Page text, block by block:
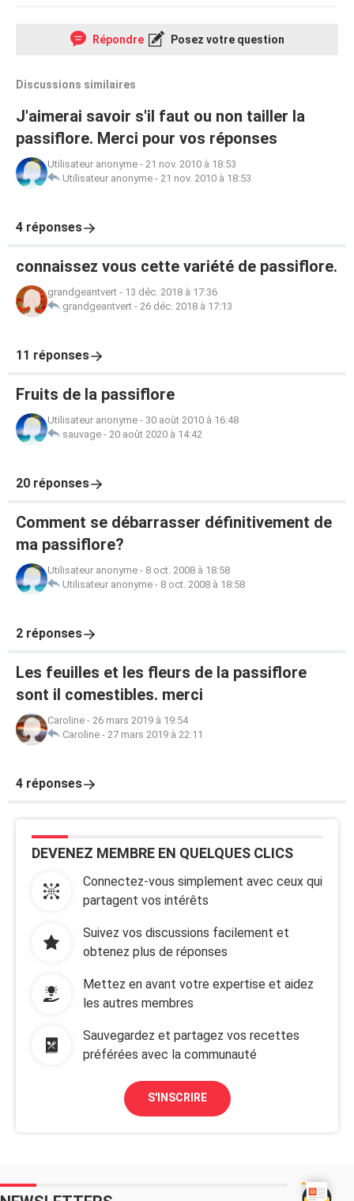
Répondre Posez votre question
Discussions similaires
J'aimerai savoir s'il faut ou non tailler la
passiflore. Merci pour vos réponses
Utilisateur anonyme - 21 nov. 2010 à 18:53
Utilisateur anonyme - 21 nov. 2010 à 18:53
4 réponses
connaissez vous cette variété de passiflore.
grandgeantvert - 13 déc. 2018 à 17:36
grandgeantvert - 26 déc. 2018 à 17:13
11 réponses
Fruits de la passiflore
Utilisateur anonyme - 30 août 2010 à 16:48
sauvage - 20 août 2020 à 14:42
20 réponses
Comment se débarrasser définitivement de
ma passiflore?
Utilisateur anonyme - 8 oct. 2008 à 18:58
Utilisateur anonyme - 8 oct. 2008 à 18:58
2 réponses
Les feuilles et les fleurs de la passiflore
sont il comestibles. merci
Caroline - 26 mars 2019 à 19:54
Caroline - 27 mars 2019 à 22:11
4 réponses
DEVENEZ MEMBRE EN QUELQUES CLICS
Connectez-vous simplement avec ceux qui
partagent vos intérêts
Suivez vos discussions facilement et
obtenez plus de réponses
Mettez en avant votre expertise et aidez
les autres membres
Sauvegardez et partagez vos recettes
préférées avec la communauté
S'INSCRIRE